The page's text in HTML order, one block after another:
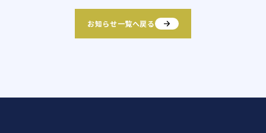
お知らせ一覧へ戻る